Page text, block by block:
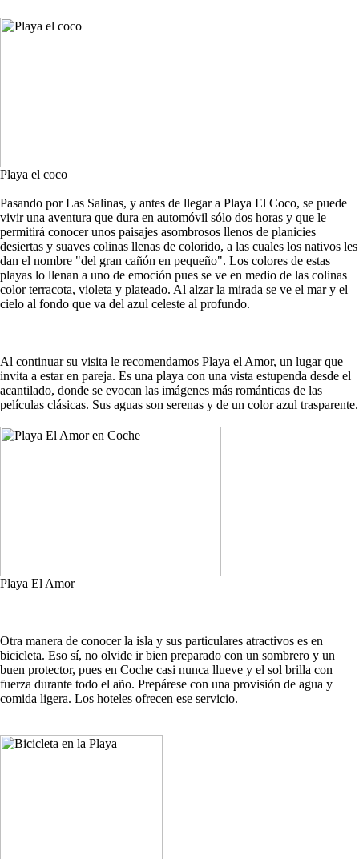
Playa el coco
Pasando por Las Salinas, y antes de llegar a Playa El Coco, se puede
vivir una aventura que dura en automóvil sólo dos horas y que le
permitirá conocer unos paisajes asombrosos llenos de planicies
desiertas y suaves colinas llenas de colorido, a las cuales los nativos les
dan el nombre "del gran cañón en pequeño". Los colores de estas
playas lo llenan a uno de emoción pues se ve en medio de las colinas
color terracota, violeta y plateado. Al alzar la mirada se ve el mar y el
cielo al fondo que va del azul celeste al profundo.
Al continuar su visita le recomendamos Playa el Amor, un lugar que
invita a estar en pareja. Es una playa con una vista estupenda desde el
acantilado, donde se evocan las imágenes más románticas de las
películas clásicas. Sus aguas son serenas y de un color azul trasparente.
Playa El Amor
Otra manera de conocer la isla y sus particulares atractivos es en
bicicleta. Eso sí, no olvide ir bien preparado con un sombrero y un
buen protector, pues en Coche casi nunca llueve y el sol brilla con
fuerza durante todo el año. Prepárese con una provisión de agua y
comida ligera. Los hoteles ofrecen ese servicio.